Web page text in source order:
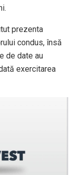
prezenta
condus, însă
de date au
exercitarea